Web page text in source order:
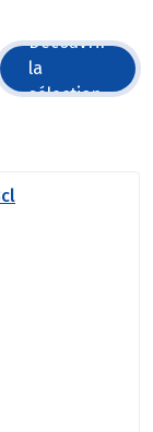
Découvrir
la
sélection